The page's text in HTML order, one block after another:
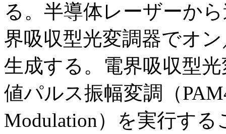
る。半導体レーザーか
界吸収型光変調器でオ
生成する。電界吸収型
値パルス振幅変調（
Modulation）を実行する